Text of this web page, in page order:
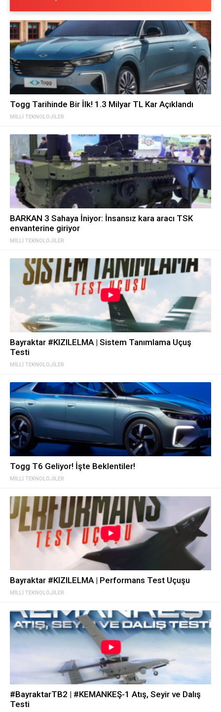
MILLI TEKNOLOJILER
Togg Tarihinde Bir İlk! 1.3 Milyar TL Kar Açıklandı
MILLI TEKNOLOJILER
BARKAN 3 Sahaya İniyor: İnsansız kara aracı TSK
envanterine giriyor
MILLI TEKNOLOJILER
Bayraktar #KIZILELMA | Sistem Tanımlama Uçuş
Testi
MILLI TEKNOLOJILER
Togg T6 Geliyor! İşte Beklentiler!
MILLI TEKNOLOJILER
Bayraktar #KIZILELMA | Performans Test Uçuşu
#BayraktarTB2 | #KEMANKEŞ-1 Atış, Seyir ve Dalış
Testi